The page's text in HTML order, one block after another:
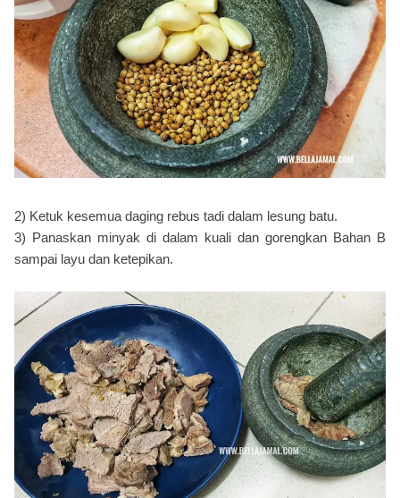
2) Ketuk kesemua daging rebus tadi dalam lesung batu.
3) Panaskan minyak di dalam kuali dan gorengkan Bahan B
sampai layu dan ketepikan.